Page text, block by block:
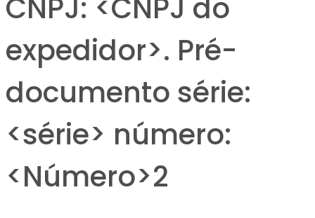
CNPJ: <CNPJ do
expedidor>. Pré-
documento série:
<série> número:
<Número>2